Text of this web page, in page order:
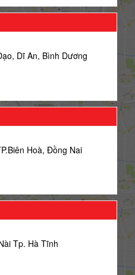
Dĩ An, Bình Dương
Hoà, Đồng Nai
Tp. Hà Tĩnh